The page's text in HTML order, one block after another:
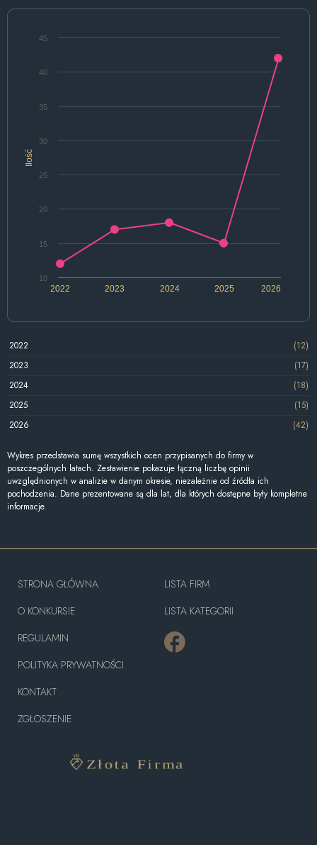
Ilość
2022 2024 2026
2023 2025
10
15
20
25
30
35
40
45
2022
(12)
2023
(17)
2024
(18)
2025
(15)
2026
(42)
Wykres przedstawia sumę wszystkich ocen przypisanych do firmy w
poszczególnych latach. Zestawienie pokazuje łączną liczbę opinii
uwzględnionych w analizie w danym okresie, niezależnie od źródła ich
pochodzenia. Dane prezentowane są dla lat, dla których dostępne były kompletne
informacje.
STRONA GŁÓWNA
O KONKURSIE
REGULAMIN
POLITYKA PRYWATNOŚCI
KONTAKT
ZGŁOSZENIE
LISTA FIRM
LISTA KATEGORII